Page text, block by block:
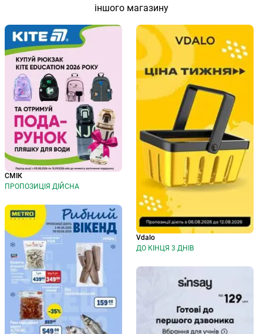
іншого магазину
СМІК
ПРОПОЗИЦІЯ ДІЙСНА
Vdalo
ДО КІНЦЯ 3 ДНІВ